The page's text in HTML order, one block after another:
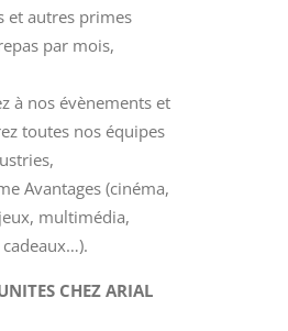
et autres primes
par mois,
à nos évènements et
toutes nos équipes
Avantages (cinéma,
multimédia,
CHEZ ARIAL